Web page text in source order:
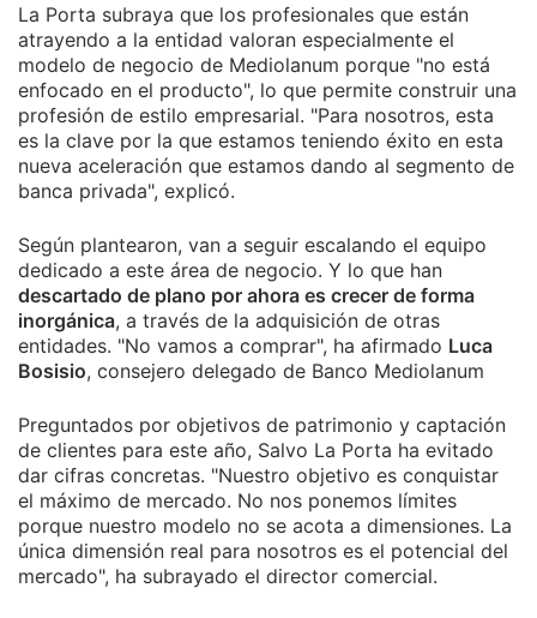
La Porta subraya que los profesionales que están
atrayendo a la entidad valoran especialmente el
modelo de negocio de Mediolanum porque "no está
enfocado en el producto", lo que permite construir una
profesión de estilo empresarial. "Para nosotros, esta
es la clave por la que estamos teniendo éxito en esta
nueva aceleración que estamos dando al segmento de
banca privada", explicó.
Según plantearon, van a seguir escalando el equipo
dedicado a este área de negocio. Y lo que han
descartado de plano por ahora es crecer de forma
inorgánica, a través de la adquisición de otras
entidades. "No vamos a comprar", ha afirmado Luca
Bosisio, consejero delegado de Banco Mediolanum
Preguntados por objetivos de patrimonio y captación
de clientes para este año, Salvo La Porta ha evitado
dar cifras concretas. "Nuestro objetivo es conquistar
el máximo de mercado. No nos ponemos límites
porque nuestro modelo no se acota a dimensiones. La
única dimensión real para nosotros es el potencial del
mercado", ha subrayado el director comercial.